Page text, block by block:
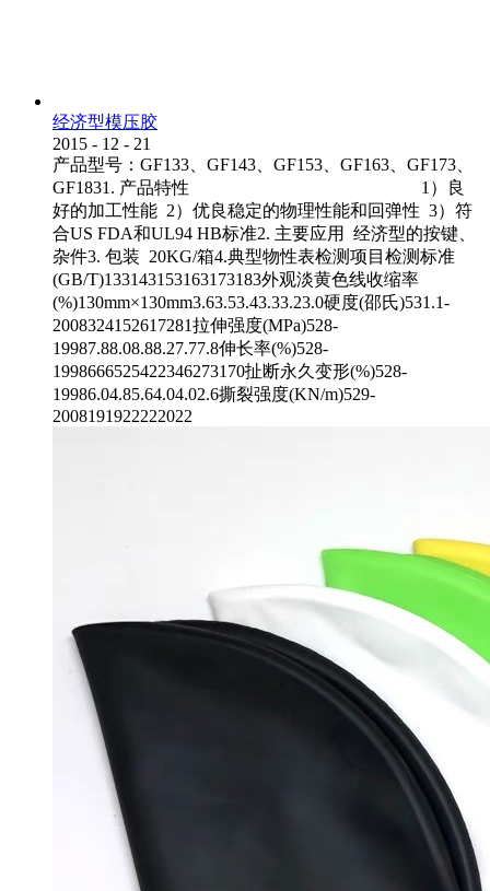
经济型模压胶
2015 - 12 - 21
产品型号：GF133、GF143、GF153、GF163、GF173、
GF1831. 产品特性 1）良
好的加工性能 2）优良稳定的物理性能和回弹性 3）符
合US FDA和UL94 HB标准2. 主要应用 经济型的按键、
杂件3. 包装 20KG/箱4.典型物性表检测项目检测标准
(GB/T)133143153163173183外观淡黄色线收缩率
(%)130mm×130mm3.63.53.43.33.23.0硬度(邵氏)531.1-
2008324152617281拉伸强度(MPa)528-
19987.88.08.88.27.77.8伸长率(%)528-
1998666525422346273170扯断永久变形(%)528-
19986.04.85.64.04.02.6撕裂强度(KN/m)529-
2008191922222022